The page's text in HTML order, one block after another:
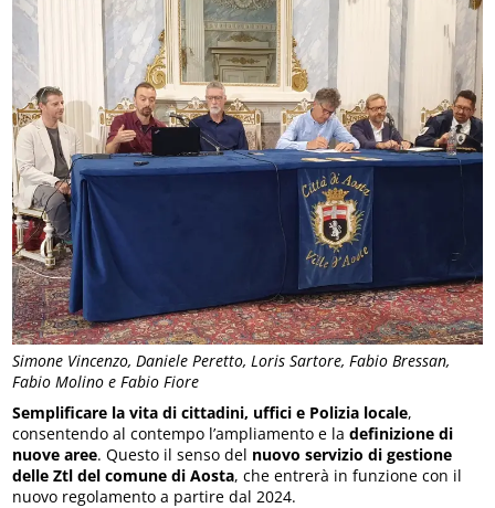
Simone Vincenzo, Daniele Peretto, Loris Sartore, Fabio Bressan,
Fabio Molino e Fabio Fiore
Semplificare la vita di cittadini, uffici e Polizia locale,
consentendo al contempo l’ampliamento e ladefinizione di
nuove aree. Questo il senso del nuovo servizio di gestione
delle Ztl del comune di Aosta, che entrerà in funzione con il
nuovo regolamento a partire dal 2024.